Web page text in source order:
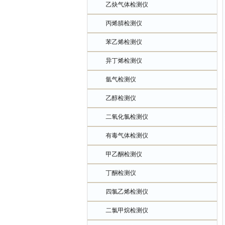
乙炔气体检测仪
丙烯腈检测仪
苯乙烯检测仪
异丁烯检测仪
氩气检测仪
乙醇检测仪
二氧化氯检测仪
有毒气体检测仪
甲乙酮检测仪
丁酮检测仪
四氯乙烯检测仪
二氯甲烷检测仪